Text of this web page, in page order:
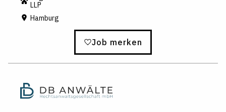
LLP
Hamburg
Job merken